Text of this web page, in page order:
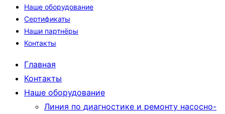
Наше оборудование
Сертификаты
Наши партнёры
Контакты
Главная
Контакты
Наше оборудование
Линия по диагностике и ремонту насосно-